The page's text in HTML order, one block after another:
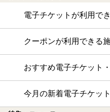
電子チケットが利用で
クーポンが利用できる
おすすめ電子チケット
今月の新着電子チケッ